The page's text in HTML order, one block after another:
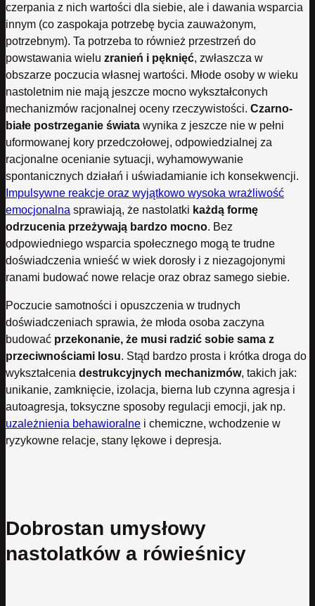
czerpania z nich wartości dla siebie, ale i dawania wsparcia
innym (co zaspokaja potrzebę bycia zauważonym,
potrzebnym). Ta potrzeba to również przestrzeń do
powstawania wielu zranień i pęknięć, zwłaszcza w
obszarze poczucia własnej wartości. Młode osoby w wieku
nastoletnim nie mają jeszcze mocno wykształconych
mechanizmów racjonalnej oceny rzeczywistości. Czarno-
białe postrzeganie świata wynika z jeszcze nie w pełni
uformowanej kory przedczołowej, odpowiedzialnej za
racjonalne ocenianie sytuacji, wyhamowywanie
spontanicznych działań i uświadamianie ich konsekwencji.
Impulsywne reakcje oraz wyjątkowo wysoka wrażliwość
emocjonalna sprawiają, że nastolatki każdą formę
odrzucenia przeżywają bardzo mocno. Bez
odpowiedniego wsparcia społecznego mogą te trudne
doświadczenia wnieść w wiek dorosły i z niezagojonymi
ranami budować nowe relacje oraz obraz samego siebie.
Poczucie samotności i opuszczenia w trudnych
doświadczeniach sprawia, że młoda osoba zaczyna
budować przekonanie, że musi radzić sobie sama z
przeciwnościami losu. Stąd bardzo prosta i krótka droga do
wykształcenia destrukcyjnych mechanizmów, takich jak:
unikanie, zamknięcie, izolacja, bierna lub czynna agresja i
autoagresja, toksyczne sposoby regulacji emocji, jak np.
uzależnienia behawioralne i chemiczne, wchodzenie w
ryzykowne relacje, stany lękowe i depresja.
Dobrostan umysłowy
nastolatków a rówieśnicy